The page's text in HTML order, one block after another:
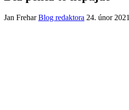
Jan Frehar Blog redaktora 24. únor 2021